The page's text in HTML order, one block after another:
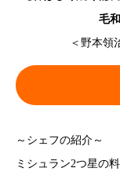
毛
＜野本領
～シェフの紹介～
ミシュラン2つ星の